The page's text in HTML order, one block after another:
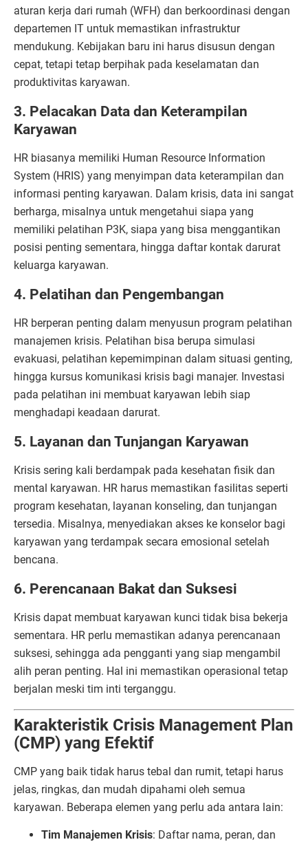
aturan kerja dari rumah (WFH) dan berkoordinasi dengan
departemen IT untuk memastikan infrastruktur
mendukung. Kebijakan baru ini harus disusun dengan
cepat, tetapi tetap berpihak pada keselamatan dan
produktivitas karyawan.
3. Pelacakan Data dan Keterampilan
Karyawan
HR biasanya memiliki Human Resource Information
System (HRIS) yang menyimpan data keterampilan dan
informasi penting karyawan. Dalam krisis, data ini sangat
berharga, misalnya untuk mengetahui siapa yang
memiliki pelatihan P3K, siapa yang bisa menggantikan
posisi penting sementara, hingga daftar kontak darurat
keluarga karyawan.
4. Pelatihan dan Pengembangan
HR berperan penting dalam menyusun program pelatihan
manajemen krisis. Pelatihan bisa berupa simulasi
evakuasi, pelatihan kepemimpinan dalam situasi genting,
hingga kursus komunikasi krisis bagi manajer. Investasi
pada pelatihan ini membuat karyawan lebih siap
menghadapi keadaan darurat.
5. Layanan dan Tunjangan Karyawan
Krisis sering kali berdampak pada kesehatan fisik dan
mental karyawan. HR harus memastikan fasilitas seperti
program kesehatan, layanan konseling, dan tunjangan
tersedia. Misalnya, menyediakan akses ke konselor bagi
karyawan yang terdampak secara emosional setelah
bencana.
6. Perencanaan Bakat dan Suksesi
Krisis dapat membuat karyawan kunci tidak bisa bekerja
sementara. HR perlu memastikan adanya perencanaan
suksesi, sehingga ada pengganti yang siap mengambil
alih peran penting. Hal ini memastikan operasional tetap
berjalan meski tim inti terganggu.
Karakteristik Crisis Management Plan
(CMP) yang Efektif
CMP yang baik tidak harus tebal dan rumit, tetapi harus
jelas, ringkas, dan mudah dipahami oleh semua
karyawan. Beberapa elemen yang perlu ada antara lain:
Tim Manajemen Krisis: Daftar nama, peran, dan